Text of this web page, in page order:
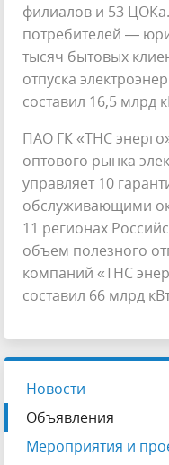
филиалов и 53
потребителей —
тысяч бытовых
отпуска
составил 16,5 млрд
ПАО ГК «ТНС
оптового рынка
управляет 10
обслуживающими
11 регионах
объем полезного
компаний «ТНС
составил 66 млрд
Новости
Объявления
Мероприятия и